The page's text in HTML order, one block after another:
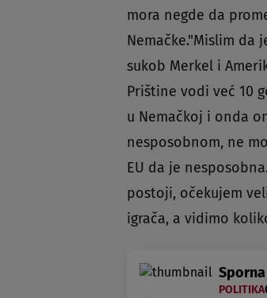
mora negde da
Nemačke."Mislim da
sukob Merkel i
Prištine vodi već 10
u Nemačkoj i onda
nesposobnom, ne
EU da je
postoji, očekujem
igrača, a vidimo
POLITIKA